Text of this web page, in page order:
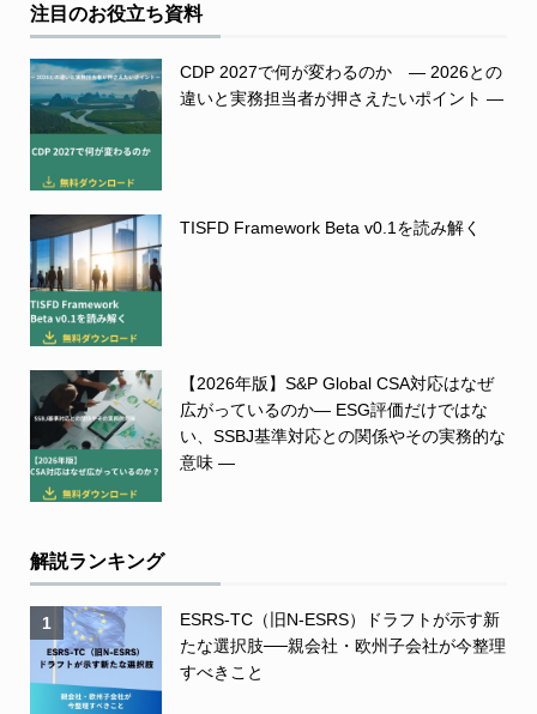
注目のお役立ち資料
CDP 2027で何が変わるのか ― 2026との
違いと実務担当者が押さえたいポイント ―
TISFD Framework Beta v0.1を読み解く
【2026年版】S&P Global CSA対応はなぜ
広がっているのか― ESG評価だけではな
い、SSBJ基準対応との関係やその実務的な
意味 ―
解説ランキング
1
ESRS-TC（旧N-ESRS）ドラフトが示す新
たな選択肢──親会社・欧州子会社が今整理
すべきこと